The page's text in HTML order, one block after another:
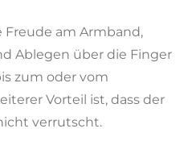
am Armband,
Ablegen über die Finger
zum oder vom
Vorteil ist, dass der
verrutscht.